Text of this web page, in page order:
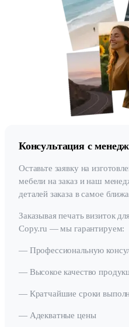
Консультация с
Оставьте заявку на
мебели на заказ и наш
деталей заказа в самое
Заказывая печать визиток
Copy.ru — мы гарантируем:
— Профессиональную
— Высокое качество
— Кратчайшие сроки
— Адекватные цены